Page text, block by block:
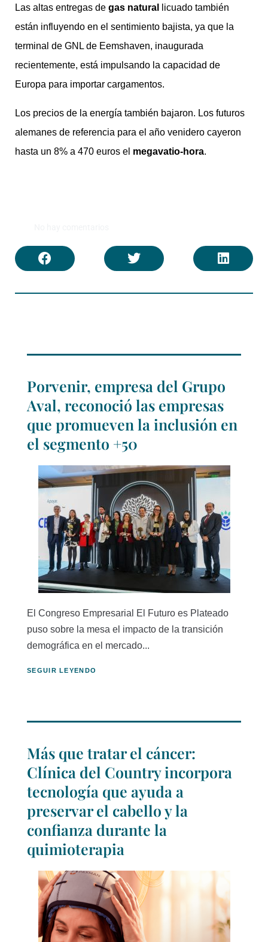
Las altas entregas de gas natural
licuado también
están influyendo en el sentimiento bajista, ya que la
terminal de GNL de Eemshaven, inaugurada
recientemente, está impulsando la capacidad de
Europa para importar cargamentos.
Los precios de la energía también bajaron. Los futuros
alemanes de referencia para el año venidero cayeron
hasta un 8% a 470 euros el megavatio-hora.
Porvenir, empresa del Grupo
Aval, reconoció las empresas
que promueven la inclusión en
el segmento +50
El Congreso Empresarial El Futuro es Plateado
puso sobre la mesa el impacto de la transición
demográfica en el mercado...
SEGUIR LEYENDO
Más que tratar el cáncer:
Clínica del Country incorpora
tecnología que ayuda a
preservar el cabello y la
confianza durante la
quimioterapia